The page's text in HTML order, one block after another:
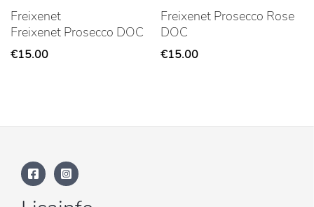
Freixenet
Freixenet Prosecco DOC
€15.00
Freixenet Prosecco Rose
DOC
€15.00